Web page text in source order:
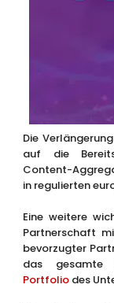
Die
auf die
Content-
in regulierten
Eine weitere
Partnerschaft
bevorzugter
das gesamte
Portfoliodes